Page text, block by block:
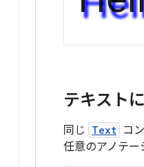
テキスト
同じ Text コ
任意のアノテー